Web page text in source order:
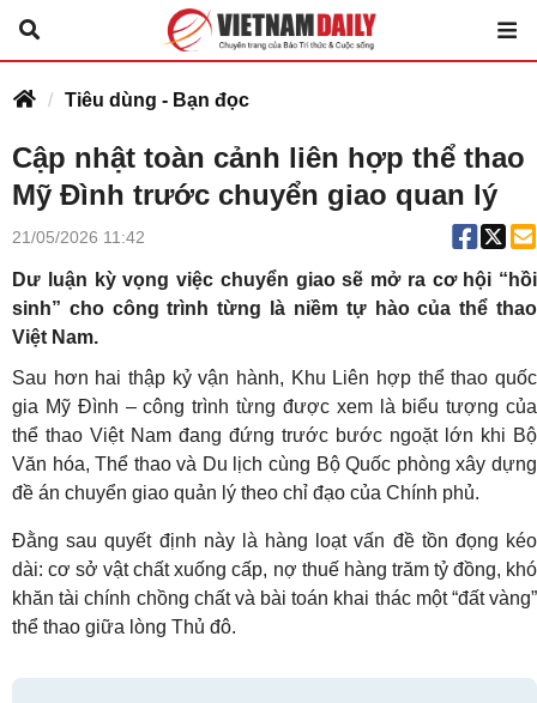
Tiêu dùng - Bạn đọc
Cập nhật toàn cảnh liên hợp thể thao
Mỹ Đình trước chuyển giao quan lý
21/05/2026 11:42
Dư luận kỳ vọng việc chuyển giao sẽ mở ra cơ hội “hồi
sinh” cho công trình từng là niềm tự hào của thể thao
Việt Nam.
Sau hơn hai thập kỷ vận hành, Khu Liên hợp thể thao quốc
gia Mỹ Đình – công trình từng được xem là biểu tượng của
thể thao Việt Nam đang đứng trước bước ngoặt lớn khi Bộ
Văn hóa, Thể thao và Du lịch cùng Bộ Quốc phòng xây dựng
đề án chuyển giao quản lý theo chỉ đạo của Chính phủ.
Đằng sau quyết định này là hàng loạt vấn đề tồn đọng kéo
dài: cơ sở vật chất xuống cấp, nợ thuế hàng trăm tỷ đồng, khó
khăn tài chính chồng chất và bài toán khai thác một “đất vàng”
thể thao giữa lòng Thủ đô.